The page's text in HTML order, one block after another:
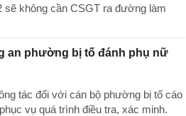
sẽ không cần CSGT ra đường làm
an phường bị tố đánh phụ nữ
tác đối với cán bộ phường bị tố cáo
vụ quá trình điều tra, xác minh.